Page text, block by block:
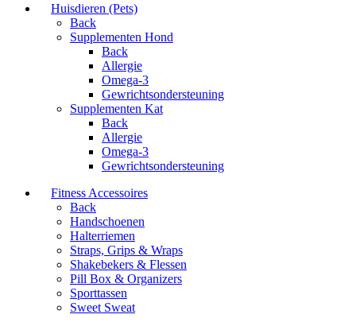
Huisdieren (Pets)
Back
Supplementen Hond
Back
Allergie
Omega-3
Gewrichtsondersteuning
Supplementen Kat
Back
Allergie
Omega-3
Gewrichtsondersteuning
Fitness Accessoires
Back
Handschoenen
Halterriemen
Straps, Grips & Wraps
Shakebekers & Flessen
Pill Box & Organizers
Sporttassen
Sweet Sweat